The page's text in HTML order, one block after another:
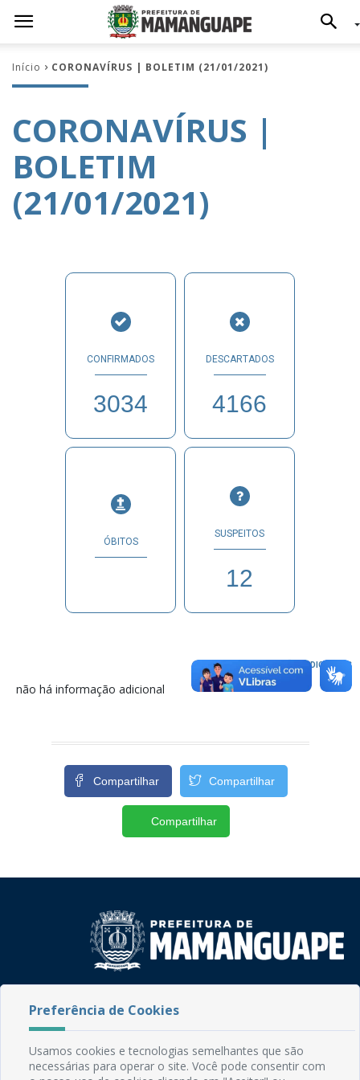
Início CORONAVÍRUS | BOLETIM (21/01/2021)
CORONAVÍRUS |
BOLETIM
(21/01/2021)
CONFIRMADOS
3034
DESCARTADOS
4166
ÓBITOS
SUSPEITOS
12
INFORMAÇÕES ADICIONAIS
não há informação adicional
Compartilhar Compartilhar
Compartilhar
CEP: 58.280-000 - Mamanguape/PB
Fone: (83) 3292-2246
Email: comunicacao@mamanguape.pb.gov.br
Expediente: Segunda à Sexta, das 08h às 13h
Preferência de Cookies
Usamos cookies e tecnologias semelhantes que são
necessárias para operar o site. Você pode consentir com